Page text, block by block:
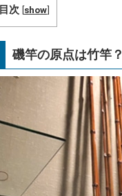
目次 [show]
磯竿の原点は竹竿？